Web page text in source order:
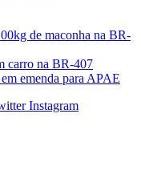
de maconha na BR-
carro na BR-407
emenda para APAE
Instagram